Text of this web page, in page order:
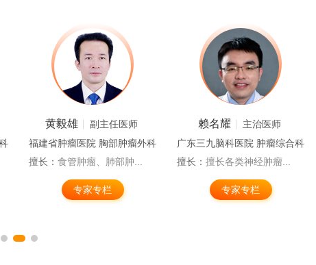
黄毅雄
副主任医师
福建省肿瘤医院 胸部肿瘤外科
擅长： 食管肿瘤、肺部肿...
专家专栏
赖名耀
主治医师
广东三九脑科医院 肿瘤综合科
擅长： 擅长各类神经肿瘤...
专家专栏